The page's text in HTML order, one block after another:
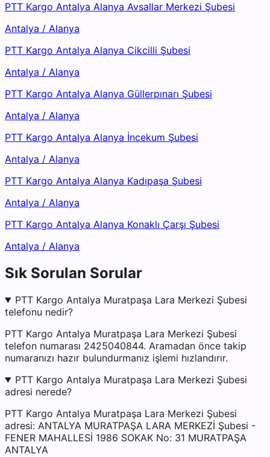
PTT Kargo Antalya Alanya Avsallar Merkezi Şubesi
Antalya / Alanya
PTT Kargo Antalya Alanya Cikcilli Şubesi
Antalya / Alanya
PTT Kargo Antalya Alanya Güllerpınarı Şubesi
Antalya / Alanya
PTT Kargo Antalya Alanya İncekum Şubesi
Antalya / Alanya
PTT Kargo Antalya Alanya Kadıpaşa Şubesi
Antalya / Alanya
PTT Kargo Antalya Alanya Konaklı Çarşı Şubesi
Antalya / Alanya
Sık Sorulan Sorular
PTT Kargo Antalya Muratpaşa Lara Merkezi Şubesi
telefonu nedir?
PTT Kargo Antalya Muratpaşa Lara Merkezi Şubesi
telefon numarası 2425040844. Aramadan önce takip
numaranızı hazır bulundurmanız işlemi hızlandırır.
PTT Kargo Antalya Muratpaşa Lara Merkezi Şubesi
adresi nerede?
PTT Kargo Antalya Muratpaşa Lara Merkezi Şubesi
adresi: ANTALYA MURATPAŞA LARA MERKEZİ Şubesi -
FENER MAHALLESİ 1986 SOKAK No: 31 MURATPAŞA
ANTALYA